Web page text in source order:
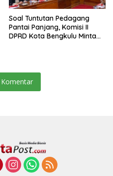
Soal Tuntutan Pedagang
Pantai Panjang, Komisi II
DPRD Kota Bengkulu Minta